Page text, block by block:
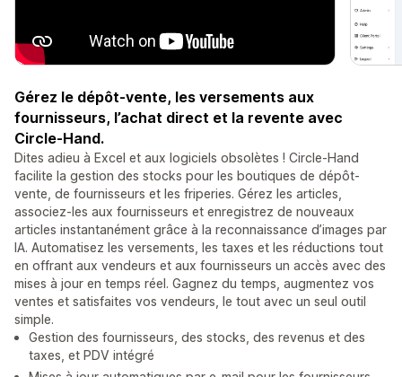
Gérez le dépôt-vente, les versements aux
fournisseurs, l’achat direct et la revente avec
Circle-Hand.
Dites adieu à Excel et aux logiciels obsolètes ! Circle-Hand
facilite la gestion des stocks pour les boutiques de dépôt-
vente, de fournisseurs et les friperies. Gérez les articles,
associez-les aux fournisseurs et enregistrez de nouveaux
articles instantanément grâce à la reconnaissance d’images par
IA. Automatisez les versements, les taxes et les réductions tout
en offrant aux vendeurs et aux fournisseurs un accès avec des
mises à jour en temps réel. Gagnez du temps, augmentez vos
ventes et satisfaites vos vendeurs, le tout avec un seul outil
simple.
Gestion des fournisseurs, des stocks, des revenus et des
taxes, et PDV intégré